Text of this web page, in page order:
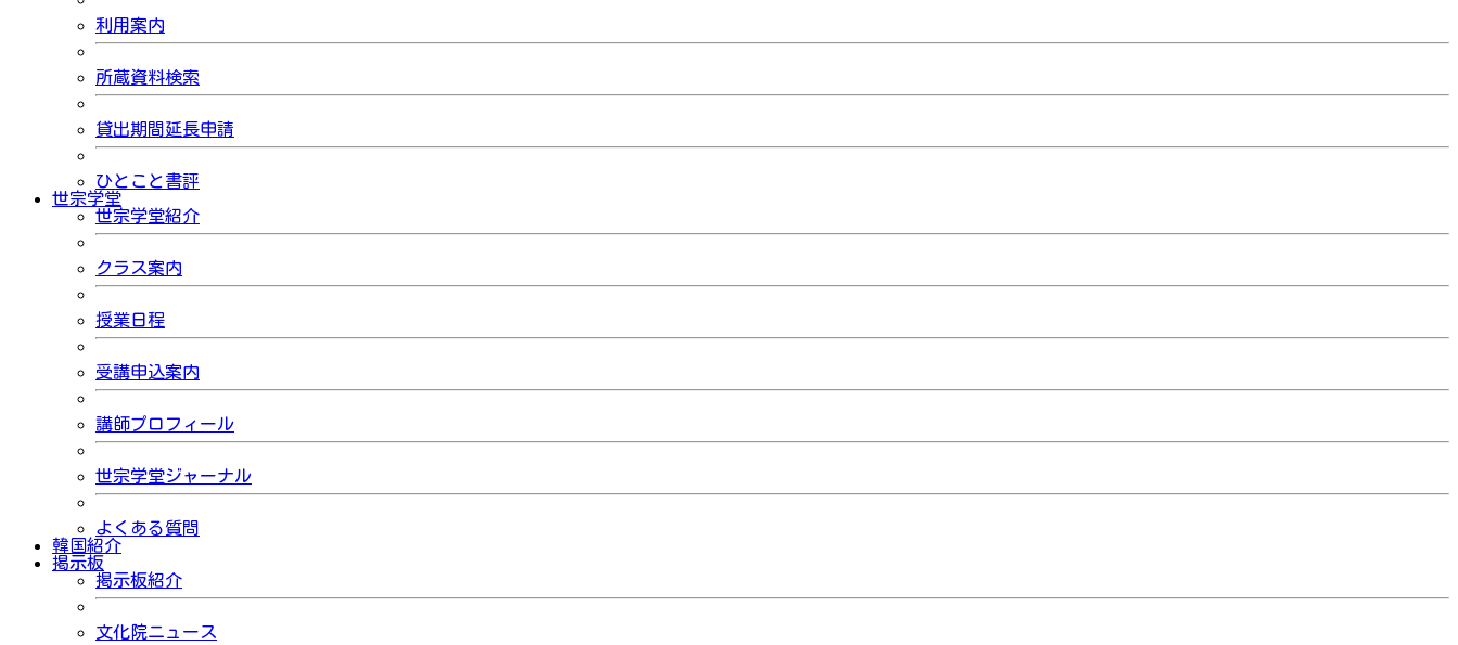
利用案内
所蔵資料検索
貸出期間延長申請
ひとこと書評
世宗学堂
世宗学堂紹介
クラス案内
授業日程
受講申込案内
講師プロフィール
世宗学堂ジャーナル
よくある質問
韓国紹介
掲示板
掲示板紹介
文化院ニュース